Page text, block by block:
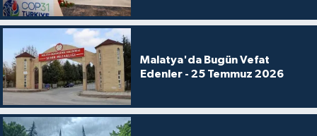
Malatya'da Bugün Vefat
Edenler - 25 Temmuz 2026